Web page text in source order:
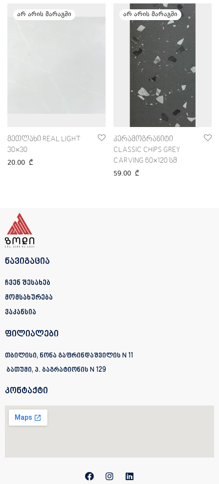
მეთლახი REAL LIGHT
30×30
20.00 ₾
კერამოგრანიტი
CLASSIC CHIPS GREY
CARVING 60×120 სმ
59.00 ₾
ნავიგაცია
ჩვენ შესახებ
მომსახურება
ვაკანსია
ფილიალები
თბილისი, ნონა გაფრინდაშვილის N 11
ბათუმი, პ. ბაგრატიონის N 129
კონტაქტი